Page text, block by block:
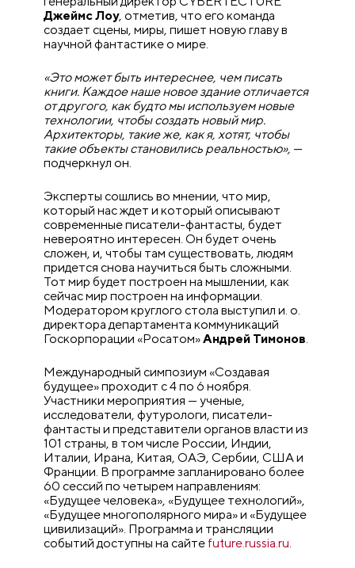
Джеймс Лоу, отметив, что его команда
создает сцены, миры, пишет новую главу в
научной фантастике о мире.
«Это может быть интереснее, чем писать
книги. Каждое наше новое здание отличается
от другого, как будто мы используем новые
технологии, чтобы создать новый мир.
Архитекторы, такие же, как я, хотят, чтобы
такие объекты становились реальностью», —
подчеркнул он.
Эксперты сошлись во мнении, что мир,
который нас ждет и который описывают
современные писатели-фантасты, будет
невероятно интересен. Он будет очень
сложен, и, чтобы там существовать, людям
придется снова научиться быть сложными.
Тот мир будет построен на мышлении, как
сейчас мир построен на информации.
Модератором круглого стола выступил и. о.
директора департамента коммуникаций
Госкорпорации «Росатом»Андрей Тимонов.
Международный симпозиум «Создавая
будущее» проходит с 4 по 6 ноября.
Участники мероприятия — ученые,
исследователи, футурологи, писатели-
фантасты и представители органов власти из
101 страны, в том числе России, Индии,
Италии, Ирана, Китая, ОАЭ, Сербии, США и
Франции. В программе запланировано более
60 сессий по четырем направлениям:
«Будущее человека», «Будущее технологий»,
«Будущее многополярного мира» и «Будущее
цивилизаций». Программа и трансляции
событий доступны на сайте future.russia.ru.